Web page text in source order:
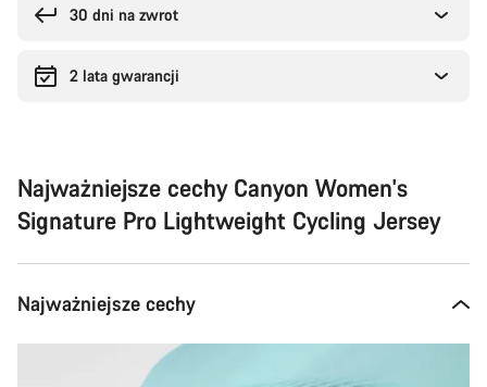
30 dni na zwrot
2 lata gwarancji
Najważniejsze cechy Canyon Women's
Signature Pro Lightweight Cycling Jersey
Najważniejsze cechy